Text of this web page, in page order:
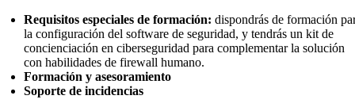
Requisitos especiales de formación: dispondrás de formación
la configuración del software de seguridad, y tendrás un kit de
concienciación en ciberseguridad para complementar la solución
con habilidades de firewall humano.
Formación y asesoramiento
Soporte de incidencias